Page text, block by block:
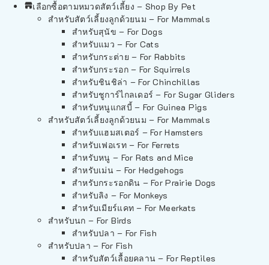
เลือกซื้อตามหมวดสัตว์เลี้ยง – Shop By Pet
สำหรับสัตว์เลี้ยงลูกด้วยนม – For Mammals
สำหรับสุนัข – For Dogs
สำหรับแมว – For Cats
สำหรับกระต่าย – For Rabbits
สำหรับกระรอก – For Squirrels
สำหรับชินชิล่า – For Chinchillas
สำหรับชูการ์ไกลเดอร์ – For Sugar Gliders
สำหรับหนูแกสบี้ – For Guinea Pigs
สำหรับสัตว์เลี้ยงลูกด้วยนม – For Mammals
สำหรับแฮมสเตอร์ – For Hamsters
สำหรับเฟอเรท – For Ferrets
สำหรับหนู – For Rats and Mice
สำหรับเม่น – For Hedgehogs
สำหรับกระรอกดิน – For Prairie Dogs
สำหรับลิง – For Monkeys
สำหรับเมียร์แคท – For Meerkats
สำหรับนก – For Birds
สำหรับปลา – For Fish
สำหรับปลา – For Fish
สำหรับสัตว์เลื้อยคลาน – For Reptiles